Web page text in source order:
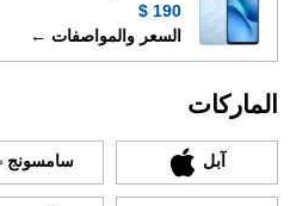
190 $
السعر والمواصفات ←
الماركات
آبل سامسونج